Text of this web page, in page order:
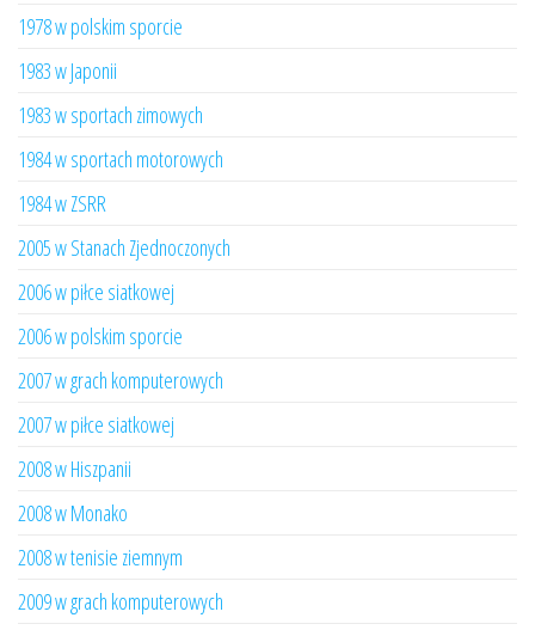
1978 w polskim sporcie
1983 w Japonii
1983 w sportach zimowych
1984 w sportach motorowych
1984 w ZSRR
2005 w Stanach Zjednoczonych
2006 w piłce siatkowej
2006 w polskim sporcie
2007 w grach komputerowych
2007 w piłce siatkowej
2008 w Hiszpanii
2008 w Monako
2008 w tenisie ziemnym
2009 w grach komputerowych